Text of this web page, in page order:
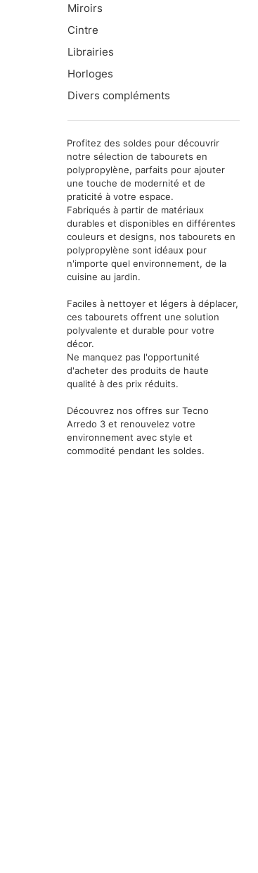
Miroirs
Cintre
Librairies
Horloges
Divers compléments
Profitez des soldes pour découvrir
notre sélection de tabourets en
polypropylène, parfaits pour ajouter
une touche de modernité et de
praticité à votre espace.
Fabriqués à partir de matériaux
durables et disponibles en différentes
couleurs et designs, nos tabourets en
polypropylène sont idéaux pour
n'importe quel environnement, de la
cuisine au jardin.
Faciles à nettoyer et légers à déplacer,
ces tabourets offrent une solution
polyvalente et durable pour votre
décor.
Ne manquez pas l'opportunité
d'acheter des produits de haute
qualité à des prix réduits.
Découvrez nos offres sur Tecno
Arredo 3 et renouvelez votre
environnement avec style et
commodité pendant les soldes.